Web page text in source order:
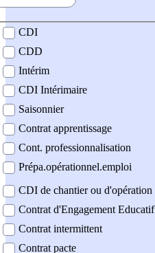
contrat
CDI
CDD
Intérim
CDI Intérimaire
Saisonnier
Contrat apprentissage
Cont. professionnalisation
Prépa.opérationnel.emploi
CDI de chantier ou d'opération
Contrat d'Engagement Educatif
Contrat intermittent
Contrat pacte